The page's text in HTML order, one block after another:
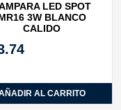
LED SPOT
3W BLANCO
CALIDO
AL CARRITO